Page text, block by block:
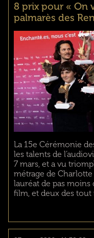
8 prix pour « On
palmarès des
La 15e Cérémonie
les talents de
7 mars, et a vu
métrage de
lauréat de pas
film, et deux des